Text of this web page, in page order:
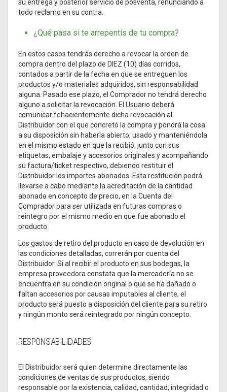
su entrega y posterior servicio de posventa, renunciando a
todo reclamo en su contra.
¿Qué pasa si te arrepentís de tu compra?
En estos casos tendrás derecho a revocar la orden de
compra dentro del plazo de DIEZ (10) días corridos,
contados a partir de la fecha en que se entreguen los
productos y/o materiales adquiridos, sin responsabilidad
alguna. Pasado ese plazo, el Comprador no tendrá derecho
alguno a solicitar la revocación. El Usuario deberá
comunicar fehacientemente dicha revocación al
Distribuidor con el que concretó la compra y pondrá la cosa
a su disposición sin haberla abierto, usado y manteniéndola
en el mismo estado en que la recibió, junto con sus
etiquetas, embalaje y accesorios originales y acompañando
su factura/ticket respectivo, debiendo restituir el
Distribuidor los importes abonados. Esta restitución podrá
llevarse a cabo mediante la acreditación de la cantidad
abonada en concepto de precio, en la Cuenta del
Comprador para ser utilizada en futuras compras o
reintegro por el mismo medio en que fue abonado el
producto.
Los gastos de retiro del producto en caso de devolución en
las condiciones detalladas, correrán por cuenta del
Distribuidor. Si al recibir el producto en sus bodegas, la
empresa proveedora constata que la mercadería no se
encuentra en su condición original o que se ha dañado o
faltan accesorios por causas imputables al cliente, el
producto será puesto a disposición del cliente para su retiro
y ningún monto será reintegrado por ningún concepto.
RESPONSABILIDADES
El Distribuidor será quien determine directamente las
condiciones de ventas de sus productos, siendo
responsable por la existencia, calidad, cantidad, integridad o